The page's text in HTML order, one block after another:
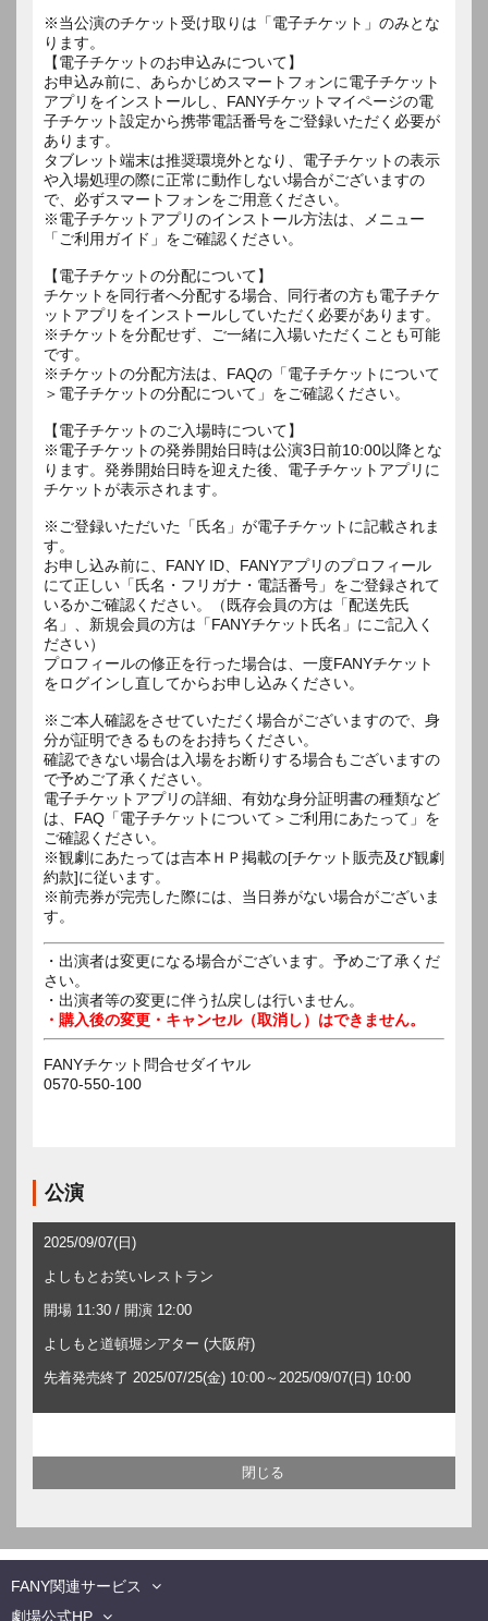
※当公演のチケット受け取りは「電子チケット」のみとな
ります。
【電子チケットのお申込みについて】
お申込み前に、あらかじめスマートフォンに電子チケット
アプリをインストールし、FANYチケットマイページの電
子チケット設定から携帯電話番号をご登録いただく必要が
あります。
タブレット端末は推奨環境外となり、電子チケットの表示
や入場処理の際に正常に動作しない場合がございますの
で、必ずスマートフォンをご用意ください。
※電子チケットアプリのインストール方法は、メニュー
「ご利用ガイド」をご確認ください。
【電子チケットの分配について】
チケットを同行者へ分配する場合、同行者の方も電子チケ
ットアプリをインストールしていただく必要があります。
※チケットを分配せず、ご一緒に入場いただくことも可能
です。
※チケットの分配方法は、FAQの「電子チケットについて
＞電子チケットの分配について」をご確認ください。
【電子チケットのご入場時について】
※電子チケットの発券開始日時は公演3日前10:00以降とな
ります。発券開始日時を迎えた後、電子チケットアプリに
チケットが表示されます。
※ご登録いただいた「氏名」が電子チケットに記載されま
す。
お申し込み前に、FANY ID、FANYアプリのプロフィール
にて正しい「氏名・フリガナ・電話番号」をご登録されて
いるかご確認ください。（既存会員の方は「配送先氏
名」、新規会員の方は「FANYチケット氏名」にご記入く
ださい）
プロフィールの修正を行った場合は、一度FANYチケット
をログインし直してからお申し込みください。
※ご本人確認をさせていただく場合がございますので、身
分が証明できるものをお持ちください。
確認できない場合は入場をお断りする場合もございますの
で予めご了承ください。
電子チケットアプリの詳細、有効な身分証明書の種類など
は、FAQ「電子チケットについて＞ご利用にあたって」を
ご確認ください。
※観劇にあたっては吉本ＨＰ掲載の[チケット販売及び観劇
約款]に従います。
※前売券が完売した際には、当日券がない場合がございま
す。
・出演者は変更になる場合がございます。予めご了承くだ
さい。
・出演者等の変更に伴う払戻しは行いません。
・購入後の変更・キャンセル（取消し）はできません。
FANYチケット問合せダイヤル
0570-550-100
公演
2025/09/07(日)
よしもとお笑いレストラン
開場 11:30 / 開演 12:00
よしもと道頓堀シアター (大阪府)
先着発売終了 2025/07/25(金) 10:00～2025/09/07(日) 10:00
FANY関連サービス
劇場公式HP